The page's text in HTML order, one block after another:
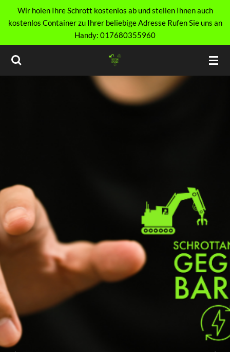
Zum
Hauptinhalt
Wir holen Ihre Schrott kostenlos ab und stellen Ihnen auch
kostenlos Container zu Ihrer beliebige Adresse Rufen Sie uns an
Handy: 017680355960